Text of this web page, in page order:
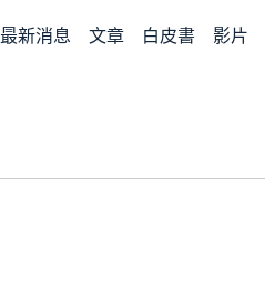
最新消息 文章 白皮書 影片